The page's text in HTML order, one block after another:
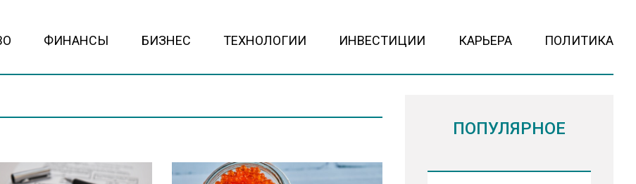
ФИНАНСЫ БИЗНЕС ТЕХНОЛОГИИ ИНВЕСТИЦИИ КАРЬЕРА ПОЛИТИКА
ПОПУЛЯРНОЕ